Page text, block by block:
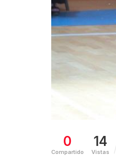
0
Compartido
14
Vistas